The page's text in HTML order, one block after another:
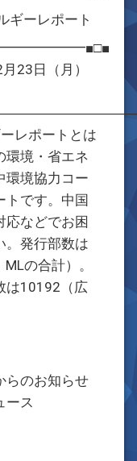
ーレポート
（月）
レポートとは
境・省エネ
環境協力コー
トです。中国
応などでお困
。発行部数は
の合計）。
は10192（広
らのお知らせ
ース